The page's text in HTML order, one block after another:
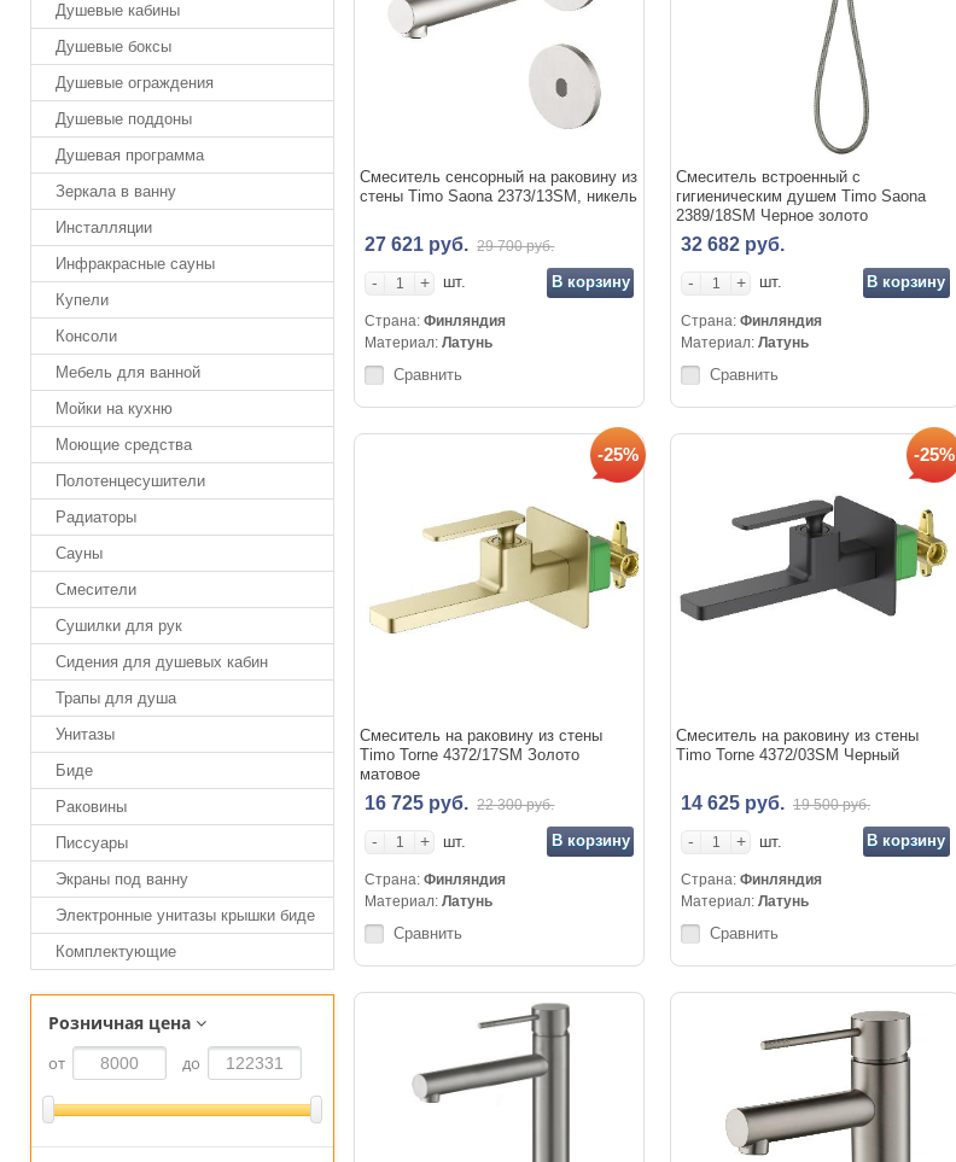
Душевые кабины
Душевые боксы
Душевые ограждения
Душевые поддоны
Душевая программа
Зеркала в ванну
Инсталляции
Инфракрасные сауны
Купели
Консоли
Мебель для ванной
Мойки на кухню
Моющие средства
Полотенцесушители
Радиаторы
Сауны
Смесители
Сушилки для рук
Сидения для душевых кабин
Трапы для душа
Унитазы
Биде
Раковины
Писсуары
Экраны под ванну
Электронные унитазы крышки биде
Комплектующие
Розничная цена
от до
Смеситель сенсорный на раковину из
стены Timo Saona 2373/13SM, никель
27 621 руб. 29 700 руб.
- + шт. В корзину
Страна:Финляндия
Материал:Латунь
Сравнить
Смеситель встроенный с
гигиеническим душем Timo Saona
2389/18SM Черное золото
32 682 руб.
- + шт. В корзину
Страна:Финляндия
Материал:Латунь
Сравнить
-25%
Смеситель на раковину из стены
Timo Torne 4372/17SM Золото
матовое
16 725 руб. 22 300 руб.
- + шт. В корзину
Страна:Финляндия
Материал:Латунь
Сравнить
-25%
Смеситель на раковину из стены
Timo Torne 4372/03SM Черный
14 625 руб. 19 500 руб.
- + шт. В корзину
Страна:Финляндия
Материал:Латунь
Сравнить